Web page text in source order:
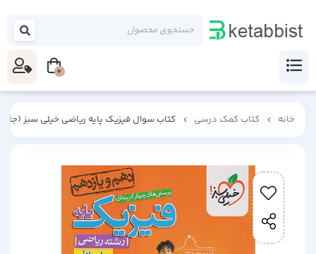
خانه کتاب کمک درسی کتاب سوال فیزیک پایه ریاضی خیلی سبز (جلد
0